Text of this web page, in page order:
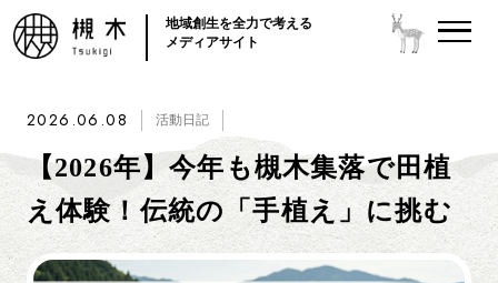
地域創生を全力で考える
メディアサイト
2026.06.08 活動日記
【2026年】今年も槻木集落で田植
え体験！伝統の「手植え」に挑む